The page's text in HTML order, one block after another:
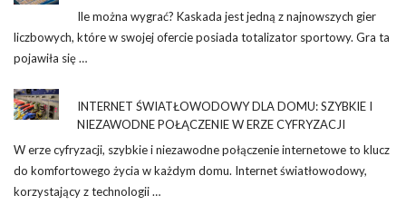
Ile można wygrać? Kaskada jest jedną z najnowszych gier
liczbowych, które w swojej ofercie posiada totalizator sportowy. Gra ta
pojawiła się …
INTERNET ŚWIATŁOWODOWY DLA DOMU: SZYBKIE I
NIEZAWODNE POŁĄCZENIE W ERZE CYFRYZACJI
W erze cyfryzacji, szybkie i niezawodne połączenie internetowe to klucz
do komfortowego życia w każdym domu. Internet światłowodowy,
korzystający z technologii …